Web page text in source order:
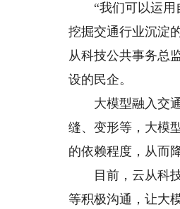
“我们可以运用自
挖掘交通行业沉淀
从科技公共事务总
设的民企。
大模型融入交通
缝、变形等，大模
的依赖程度，从而
目前，云从科技
等积极沟通，让大